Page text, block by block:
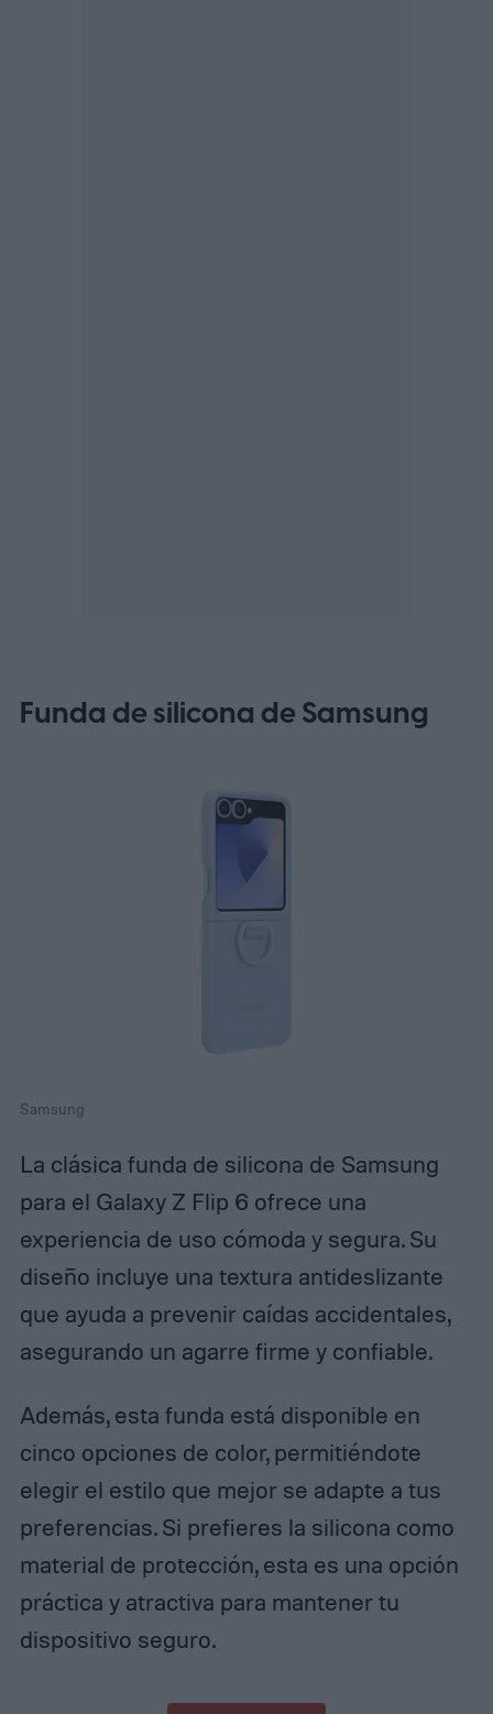
Funda de silicona de Samsung
Samsung
La clásica funda de silicona de Samsung
para el Galaxy Z Flip 6 ofrece una
experiencia de uso cómoda y segura. Su
diseño incluye una textura antideslizante
que ayuda a prevenir caídas accidentales,
asegurando un agarre firme y confiable.
Además, esta funda está disponible en
cinco opciones de color, permitiéndote
elegir el estilo que mejor se adapte a tus
preferencias. Si prefieres la silicona como
material de protección, esta es una opción
práctica y atractiva para mantener tu
dispositivo seguro.